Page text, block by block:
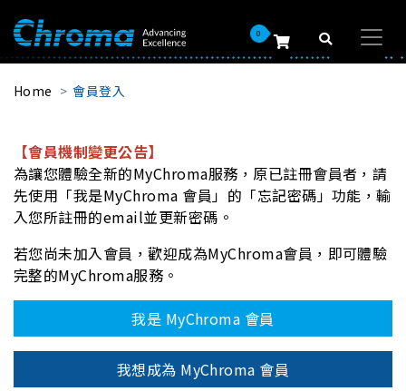
0
Home 會員登入
【會員機制變更公告】
為讓您體驗全新的MyChroma服務，原已註冊會員者，請
先使用「我是MyChroma 會員」的「忘記密碼」功能，輸
入您所註冊的email並更新密碼。
若您尚未加入會員，歡迎成為MyChroma會員，即可體驗
完整的MyChroma服務。
我是 MyChroma 會員
我想成為 MyChroma 會員